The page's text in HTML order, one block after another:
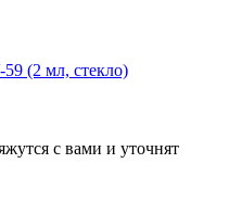
(2 мл, стекло)
с вами и уточнят